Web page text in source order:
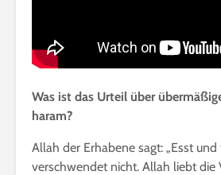
Was ist das Urteil über
haram?
Allah der Erhabene sagt: „Esst
verschwendet nicht. Allah liebt die